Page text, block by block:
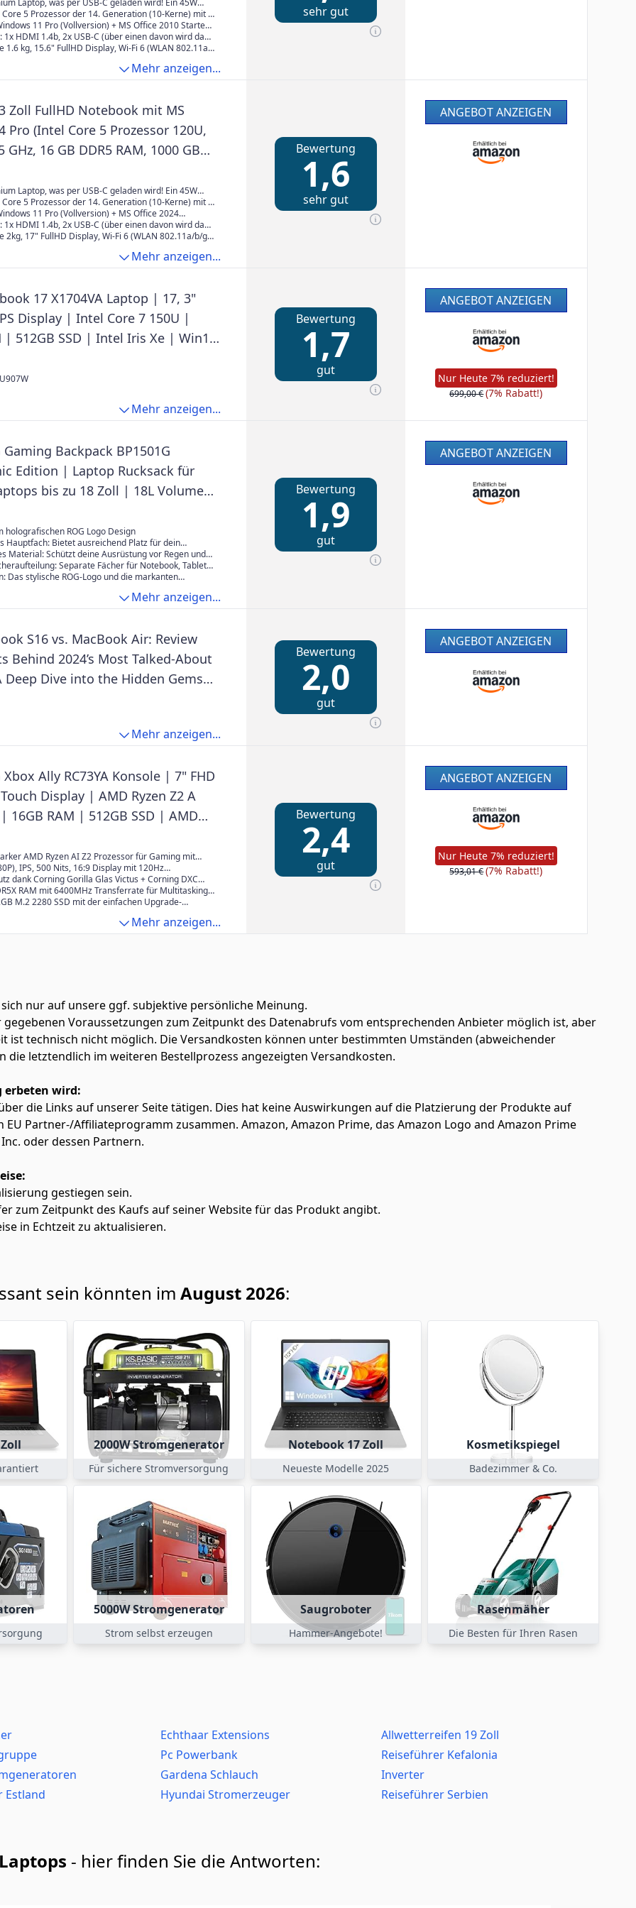
Laptop, was per USB-C geladen wird! Ein 45W
ist im Lieferumfang enthalten. Display: 15, "
x 1080 Pixel mattes Display FHD
5 Prozessor der 14. Generation (10-Kerne) mit 5
RAM / 512 GB SSD (superschnelle NVME SSD,
s)
11 Pro (Vollversion) + MS Office 2010 Starter
Excel (kein Abo nötig! unbegrenzte Laufzeit)
1x HDMI 1.4b, 2x USB-C (über einen davon wird das
3x USB-A 3.0 (5Gb/​s), 1x Klinke (Audio)
1.6 kg, 15.6" FullHD Display, Wi-Fi 6 (WLAN 802.11a/​
Mehr anzeigen...
sehr gut
Zoll FullHD Notebook mit MS
Pro (Intel Core 5 Prozessor 120U,
GHz, 16 GB DDR5 RAM, 1000 GB
BT, Webcam, USB-C / 3.0, WLAN,
Prof) #8509
Laptop, was per USB-C geladen wird! Ein 45W
ist im Lieferumfang enthalten. Display: 43, cm (17,
x 1080 Pixel mattes Display FHD
5 Prozessor der 14. Generation (10-Kerne) mit 5
RAM / 1000 GB SSD (superschnelle NVME SSD,
s)
11 Pro (Vollversion) + MS Office 2024
Vollversion (kein Abo nötig! unbegrenzte Laufzeit)
1x HDMI 1.4b, 2x USB-C (über einen davon wird das
3x USB-A 3.0 (5Gb/​s), 1x Klinke (Audio)
2kg, 17" FullHD Display, Wi-Fi 6 (WLAN 802.11a/​b/​g/​
Mehr anzeigen...
Bewertung
1,6
sehr gut
ANGEBOT ANZEIGEN
17 X1704VA Laptop | 17, 3"
Display | Intel Core 7 150U |
| 512GB SSD | Intel Iris Xe | Win11
| Cool Silver
Mehr anzeigen...
Bewertung
1,7
gut
ANGEBOT ANZEIGEN
Nur Heute 7% reduziert!
699,00 €(7% Rabatt!)
Gaming Backpack BP1501G
Edition | Laptop Rucksack für
bis zu 18 Zoll | 18L Volumen
| robust und leicht | Black
holografischen ROG Logo Design
Hauptfach: Bietet ausreichend Platz für dein
(15 Zoll / 17 Zoll) und Zubehör.
Material: Schützt deine Ausrüstung vor Regen und
Separate Fächer für Notebook, Tablet,
und andere wichtige Utensilien.
Das stylische ROG-Logo und die markanten
Mehr anzeigen...
Bewertung
1,9
gut
ANGEBOT ANZEIGEN
S16 vs. MacBook Air: Review
Behind 2024’s Most Talked-About
Deep Dive into the Hidden Gems
Mehr anzeigen...
Bewertung
2,0
gut
ANGEBOT ANZEIGEN
Xbox Ally RC73YA Konsole | 7" FHD
Display | AMD Ryzen Z2 A
16GB RAM | 512GB SSD | AMD
| White | 3Monate
Premium
AMD Ryzen AI Z2 Prozessor für Gaming mit
Performance.
IPS, 500 Nits, 16:9 Display mit 120Hz
FreeSync Premium, für gestochen scharfe Bilder
auf dem reaktionsschnellen Touchscreen.
dank Corning Gorilla Glas Victus + Corning DXC
für sorgenfreies Gaming mit bester Sicht auf jedes
RAM mit 6400MHz Transferrate für Multitasking,
deinen Spielen und den bestmöglichen Fun-
M.2 2280 SSD mit der einfachen Upgrade-
Mehr anzeigen...
Bewertung
2,4
gut
ANGEBOT ANZEIGEN
Nur Heute 7% reduziert!
593,01 €(7% Rabatt!)
nur auf unsere ggf. subjektive persönliche Meinung.
Voraussetzungen zum Zeitpunkt des Datenabrufs vom entsprechenden Anbieter möglich ist, aber
ist technisch nicht möglich. Die Versandkosten können unter bestimmten Umständen (abweichender
die letztendlich im weiteren Bestellprozess angezeigten Versandkosten.
erbeten wird:
die Links auf unserer Seite tätigen. Dies hat keine Auswirkungen auf die Platzierung der Produkte auf
Partner-/Affiliateprogramm zusammen. Amazon, Amazon Prime, das Amazon Logo and Amazon Prime
oder dessen Partnern.
gestiegen sein.
zum Zeitpunkt des Kaufs auf seiner Website für das Produkt angibt.
in Echtzeit zu aktualisieren.
sein könnten im August 2026:
2000W Stromgenerator
Für sichere Stromversorgung
Notebook 17 Zoll
Neueste Modelle 2025
Kosmetikspiegel
Badezimmer & Co.
5000W Stromgenerator
Strom selbst erzeugen
Saugroboter
Hammer-Angebote!
Rasenmäher
Die Besten für Ihren Rasen
Echthaar Extensions
Allwetterreifen 19 Zoll
Pc Powerbank
Reiseführer Kefalonia
Gardena Schlauch
Inverter
Estland Hyundai Stromerzeuger Reiseführer Serbien
- hier finden Sie die Antworten: